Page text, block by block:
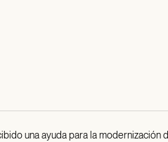
una ayuda para la modernización